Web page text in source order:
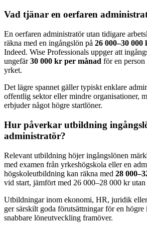
Vad tjänar en oerfaren
En oerfaren administratör utan tidigare
räkna med en ingångslön på 26 000–30
Indeed. Wise Professionals uppger att
ungefär30 000 kr per månad för en
yrket.
Det lägre spannet gäller typiskt enklare
offentlig sektor eller mindre organisationer,
erbjuder något högre startlöner.
Hur påverkar utbildning
administratör?
Relevant utbildning höjer ingångslönen
med examen från yrkeshögskola eller en
högskoleutbildning kan räkna med 28
vid start, jämfört med 26 000–28 000 kr
Utbildningar inom ekonomi, HR, juridik
ger särskilt goda förutsättningar för en högre
snabbare löneutveckling framöver.